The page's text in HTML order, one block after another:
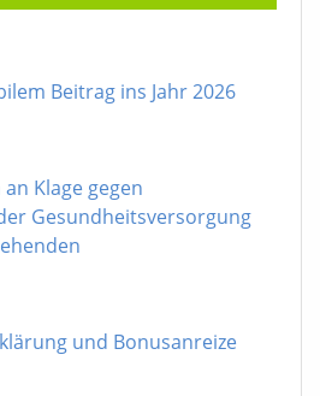
Beitrag ins Jahr 2026
Klage gegen
Gesundheitsversorgung
und Bonusanreize